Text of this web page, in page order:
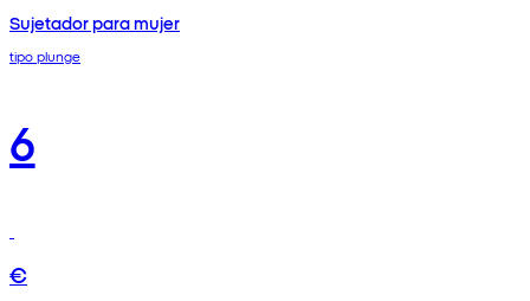
Sujetador para mujer
tipo plunge
6
€